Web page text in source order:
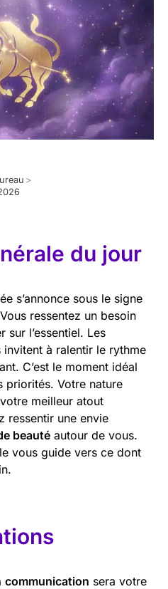
>
du jour
s’annonce sous le signe
ressentez un besoin
l’essentiel. Les
à ralentir le rythme
C’est le moment idéal
priorités. Votre nature
meilleur atout
ressentir une envie
beauté autour de vous.
vous guide vers ce dont
communication sera votre